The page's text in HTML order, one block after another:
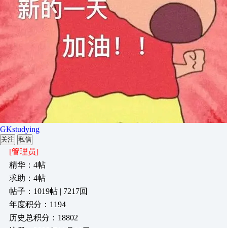
GKstudying
关注 私信
[管理员]
精华：4帖
求助：4帖
帖子：1019帖 | 7217回
年度积分：1194
历史总积分：18802